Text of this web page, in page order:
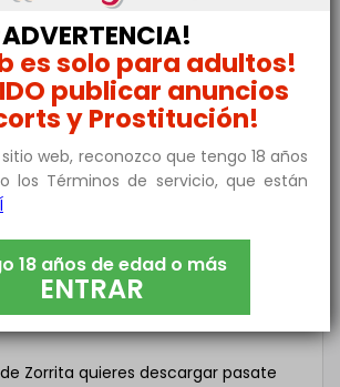
4 mensajes
rabo gordo
soy lo que buscas y además
Zorrita quieres descargar pasate
es solo para adultos!
publicar anuncios
y Prostitución!
web, reconozco que tengo 18 años
los Términos de servicio, que están
18 años de edad o más
ENTRAR